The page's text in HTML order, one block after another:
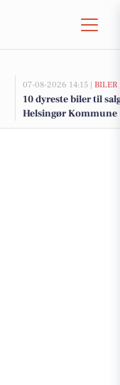
07-08-2026 14:15 | BILER
10 dyreste biler til
Helsingør Kommune
til politipåbud